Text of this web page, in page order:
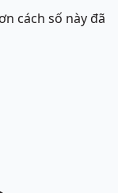
cách số này đã